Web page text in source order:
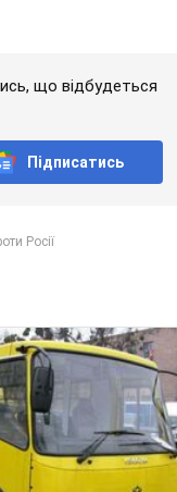
у маршрутці:
Відео
та слідчо-